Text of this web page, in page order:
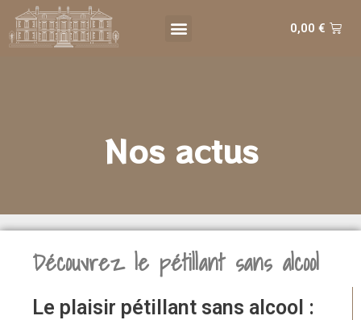
contenu
Menu 0,00€
Nos actus
Découvrez le pétillant sans alcool
Le plaisir pétillant sans alcool :